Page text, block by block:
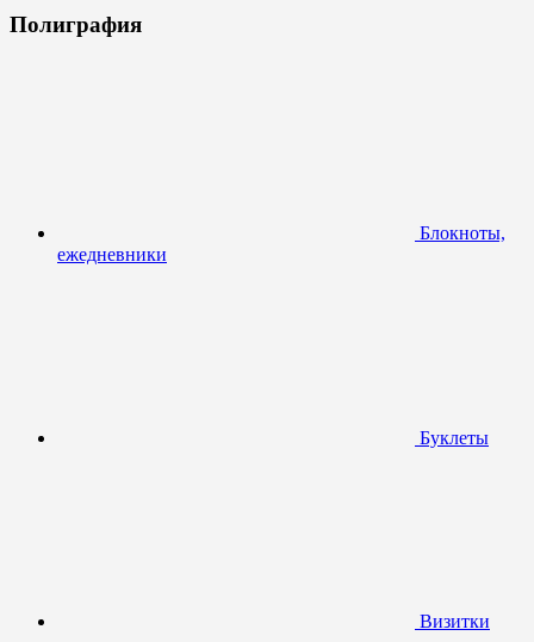
Полиграфия
Блокноты,
ежедневники
Буклеты
Визитки